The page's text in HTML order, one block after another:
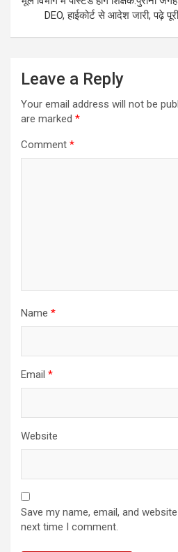
DEO, हाईकोर्ट से आदेश जारी, पढ़े
Leave a Reply
Your email address will not be
are marked *
Comment *
Name *
Email *
Website
Save my name, email, and
next time I comment.